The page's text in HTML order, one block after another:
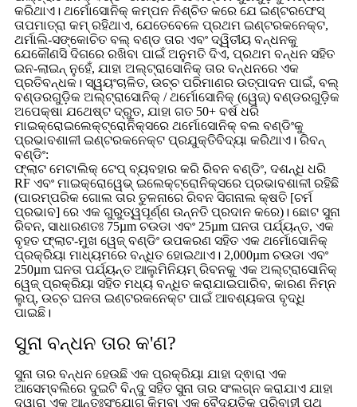
କରିଥାଏ। ଥର୍ମୋସୋନିକ୍ କମ୍ପନ ନିଶ୍ଚିତ କରେ ଯେ ଇଣ୍ଟରଫେସ୍
ତାପମାତ୍ରା କମ୍ ରହିଥାଏ, ଯେତେବେଳେ ପ୍ରଥମ ଇଣ୍ଟରକନେକ୍ଟ,
ଥର୍ମାଲି-ସଙ୍କୋଚିତ ବଲ୍ ବଣ୍ଡ ତାର ଏବଂ ଦ୍ୱିତୀୟ ବନ୍ଧନକୁ
ଯେକୌଣସି ଦିଗରେ ରଖିବା ପାଇଁ ଅନୁମତି ଦିଏ, ପ୍ରଥମ ବନ୍ଧନ ସହିତ
ଇନ-ଲାଇନ୍ ନୁହେଁ, ଯାହା ଅଲ୍ଟ୍ରାସୋନିକ୍ ତାର ବନ୍ଧନରେ ଏକ
ପ୍ରତିବନ୍ଧକ। ସ୍ୱୟଂଚାଳିତ, ଉଚ୍ଚ ପରିମାଣର ଉତ୍ପାଦନ ପାଇଁ, ବଲ୍
ବଣ୍ଡରଗୁଡ଼ିକ ଅଲ୍ଟ୍ରାସୋନିକ୍ / ଥର୍ମୋସୋନିକ୍ (ୱେଜ୍) ବଣ୍ଡରଗୁଡ଼ିକ
ଅପେକ୍ଷା ଯଥେଷ୍ଟ ଦ୍ରୁତ, ଯାହା ଗତ 50+ ବର୍ଷ ଧରି
ମାଇକ୍ରୋଇଲେକ୍ଟ୍ରୋନିକ୍ସରେ ଥର୍ମୋସୋନିକ୍ ବଲ ବଣ୍ଡିଂକୁ
ପ୍ରଭାବଶାଳୀ ଇଣ୍ଟରକନେକ୍ଟ ପ୍ରଯୁକ୍ତିବିଦ୍ୟା କରିଥାଏ। ରିବନ୍
ବଣ୍ଡିଂ:
ଫ୍ଲାଟ ମେଟାଲିକ୍ ଟେପ୍ ବ୍ୟବହାର କରି ରିବନ ବଣ୍ଡିଂ, ଦଶନ୍ଧି ଧରି
RF ଏବଂ ମାଇକ୍ରୋୱେଭ୍ ଇଲେକ୍ଟ୍ରୋନିକ୍ସରେ ପ୍ରଭାବଶାଳୀ ରହିଛି
(ପାରମ୍ପରିକ ଗୋଲ ତାର ତୁଳନାରେ ରିବନ ସିଗନାଲ କ୍ଷତି [ଚର୍ମ
ପ୍ରଭାବ] ରେ ଏକ ଗୁରୁତ୍ୱପୂର୍ଣ୍ଣ ଉନ୍ନତି ପ୍ରଦାନ କରେ)। ଛୋଟ ସୁନା
ରିବନ, ସାଧାରଣତଃ 75µm ଚଉଡା ଏବଂ 25µm ଘନତା ପର୍ଯ୍ୟନ୍ତ, ଏକ
ବୃହତ ଫ୍ଲାଟ-ମୁଖ ୱେଜ୍ ବଣ୍ଡିଂ ଉପକରଣ ସହିତ ଏକ ଥର୍ମୋସୋନିକ୍
ପ୍ରକ୍ରିୟା ମାଧ୍ୟମରେ ବନ୍ଧିତ ହୋଇଥାଏ। 2,000µm ଚଉଡା ଏବଂ
250µm ଘନତା ପର୍ଯ୍ୟନ୍ତ ଆଲୁମିନିୟମ୍ ରିବନକୁ ଏକ ଅଲ୍ଟ୍ରାସୋନିକ୍
ୱେଜ୍ ପ୍ରକ୍ରିୟା ସହିତ ମଧ୍ୟ ବନ୍ଧିତ କରାଯାଇପାରିବ, କାରଣ ନିମ୍ନ
ଲୁପ୍, ଉଚ୍ଚ ଘନତା ଇଣ୍ଟରକନେକ୍ଟ ପାଇଁ ଆବଶ୍ୟକତା ବୃଦ୍ଧି
ପାଇଛି।
ସୁନା ବନ୍ଧନ ତାର କ'ଣ?
ସୁନା ତାର ବନ୍ଧନ ହେଉଛି ଏକ ପ୍ରକ୍ରିୟା ଯାହା ଦ୍ଵାରା ଏକ
ଆସେମ୍ବଲିରେ ଦୁଇଟି ବିନ୍ଦୁ ସହିତ ସୁନା ତାର ସଂଲଗ୍ନ କରାଯାଏ ଯାହା
ଦ୍ୱାରା ଏକ ଆନ୍ତଃସଂଯୋଗ କିମ୍ବା ଏକ ବୈଦ୍ୟୁତିକ ପରିବାହୀ ପଥ